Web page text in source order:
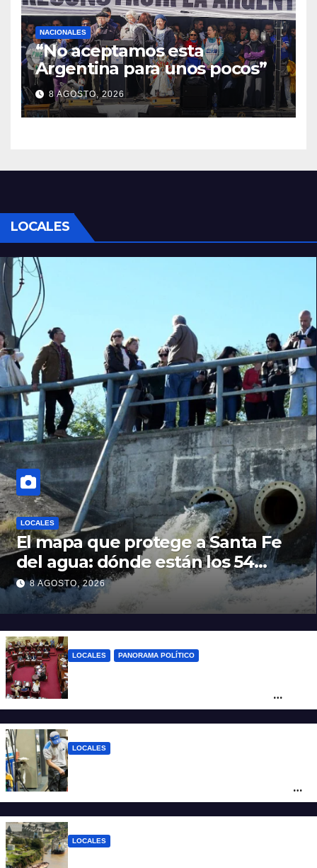
NACIONALES
“No aceptamos esta
Argentina para unos pocos”
8 AGOSTO, 2026
LOCALES
LOCALES
El mapa que protege a Santa Fe
del agua: dónde están los 54
puntos de bombeo
8 AGOSTO, 2026
LOCALES PANORAMA POLÍTICO
Santa Fe
LOCALES
ciudad de Santa Fe: la nafta súper superó
los $2.100 y llenar el tanque cuesta más
LOCALES